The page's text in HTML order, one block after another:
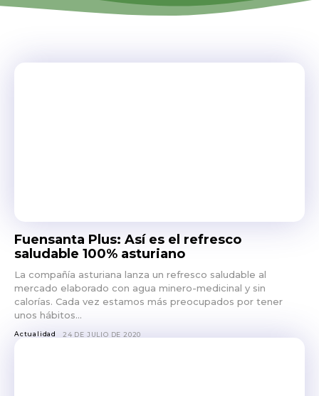
Fuensanta Plus: Así es el refresco
saludable 100% asturiano
La compañía asturiana lanza un refresco saludable al
mercado elaborado con agua minero-medicinal y sin
calorías. Cada vez estamos más preocupados por tener
unos hábitos...
Actualidad 24 DE JULIO DE 2020